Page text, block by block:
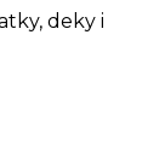
deky i